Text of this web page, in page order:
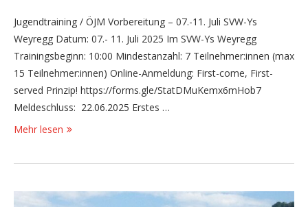
Jugendtraining / ÖJM Vorbereitung – 07.-11. Juli SVW-Ys
Weyregg Datum: 07.- 11. Juli 2025 Im SVW-Ys Weyregg
Trainingsbeginn: 10:00 Mindestanzahl: 7 Teilnehmer:innen (max
15 Teilnehmer:innen) Online-Anmeldung: First-come, First-
served Prinzip! https://forms.gle/StatDMuKemx6mHob7
Meldeschluss: 22.06.2025 Erstes …
Mehr lesen